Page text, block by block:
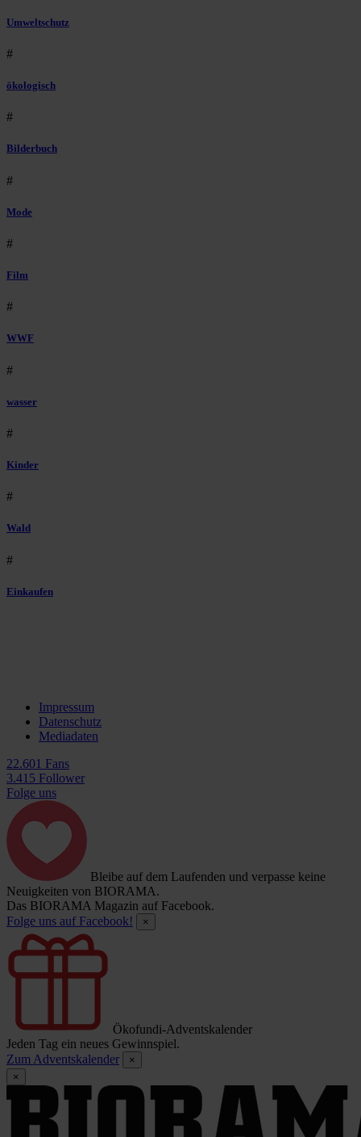
Umweltschutz
#
ökologisch
#
Bilderbuch
#
Mode
#
Film
#
WWF
#
wasser
#
Kinder
#
Wald
#
Einkaufen
Impressum
Datenschutz
Mediadaten
22.601 Fans
3.415 Follower
Folge uns
Bleibe auf dem Laufenden und verpasse keine
Neuigkeiten von BIORAMA.
Das BIORAMA Magazin auf Facebook.
Folge uns auf Facebook!
×
Ökofundi-Adventskalender
Jeden Tag ein neues Gewinnspiel.
Zum Adventskalender
×
×